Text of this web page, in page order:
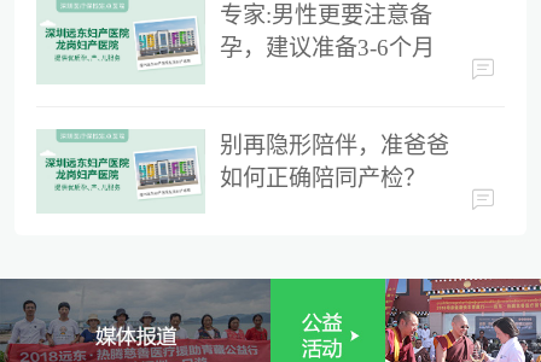
专家:男性更要注意备
孕，建议准备3-6个月
别再隐形陪伴，准爸爸
如何正确陪同产检？